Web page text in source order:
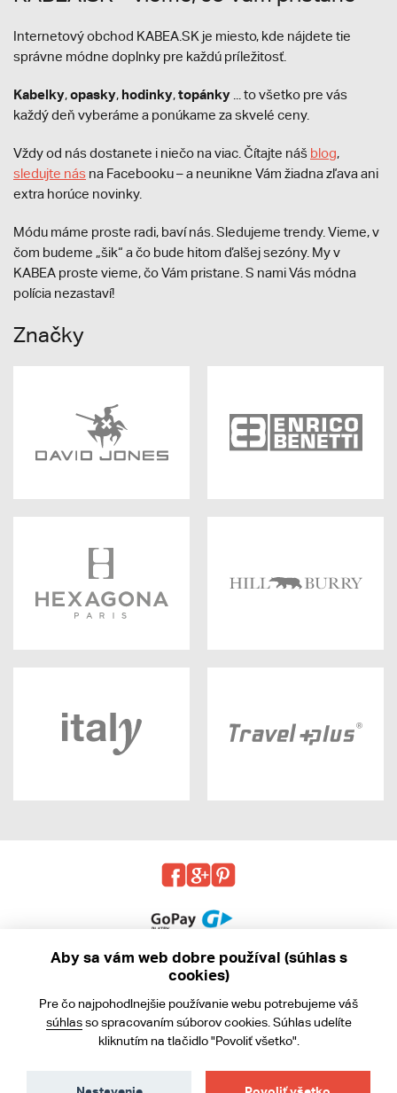
Internetový obchod KABEA.SK je miesto, kde nájdete tie
správne módne doplnky pre každú príležitosť.
Kabelky,opasky, hodinky,topánky ... to všetko pre vás
každý deň vyberáme a ponúkame za skvelé ceny.
Vždy od nás dostanete i niečo na viac. Čítajte náš blog,
sledujte nás na Facebooku – a neunikne Vám žiadna zľava ani
extra horúce novinky.
Módu máme proste radi, baví nás. Sledujeme trendy. Vieme, v
čom budeme „šik“ a čo bude hitom ďalšej sezóny. My v
KABEA proste vieme, čo Vám pristane. S nami Vás módna
polícia nezastaví!
Značky
Obchodné podmienky
Ochrana osobných údajov
Aby sa vám web dobre používal (súhlas s
cookies)
Pre čo najpohodlnejšie používanie webu potrebujeme váš
súhlasso spracovaním súborov cookies. Súhlas udelíte
kliknutím na tlačidlo "Povoliť všetko".